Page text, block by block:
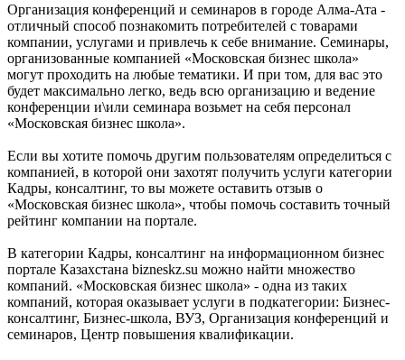
Организация конференций и семинаров в городе Алма-Ата -
отличный способ познакомить потребителей с товарами
компании, услугами и привлечь к себе внимание. Семинары,
организованные компанией «Московская бизнес школа»
могут проходить на любые тематики. И при том, для вас это
будет максимально легко, ведь всю организацию и ведение
конференции и\или семинара возьмет на себя персонал
«Московская бизнес школа».
Если вы хотите помочь другим пользователям определиться с
компанией, в которой они захотят получить услуги категории
Кадры, консалтинг, то вы можете оставить отзыв о
«Московская бизнес школа», чтобы помочь составить точный
рейтинг компании на портале.
В категории Кадры, консалтинг на информационном бизнес
портале Казахстана bizneskz.su можно найти множество
компаний. «Московская бизнес школа» - одна из таких
компаний, которая оказывает услуги в подкатегории: Бизнес-
консалтинг, Бизнес-школа, ВУЗ, Организация конференций и
семинаров, Центр повышения квалификации.